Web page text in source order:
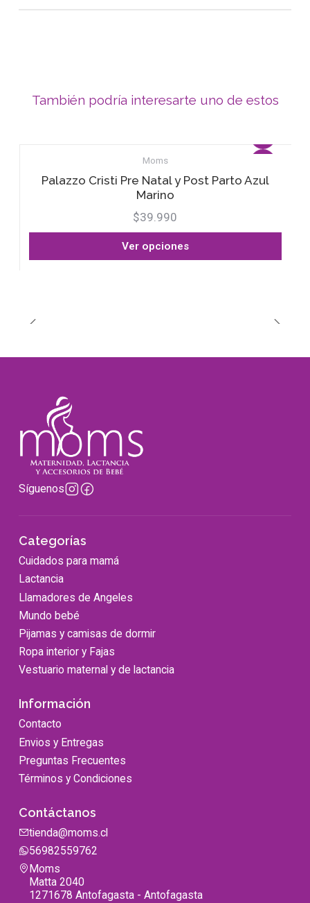
También podría interesarte uno de estos
Moms
Palazzo Cristi Pre Natal y Post Parto Azul
Marino
$39.990
Ver opciones
Síguenos
Categorías
Cuidados para mamá
Lactancia
Llamadores de Angeles
Mundo bebé
Pijamas y camisas de dormir
Ropa interior y Fajas
Vestuario maternal y de lactancia
Información
Contacto
Envios y Entregas
Preguntas Frecuentes
Términos y Condiciones
Contáctanos
tienda@moms.cl
56982559762
Moms
Matta 2040
1271678 Antofagasta - Antofagasta